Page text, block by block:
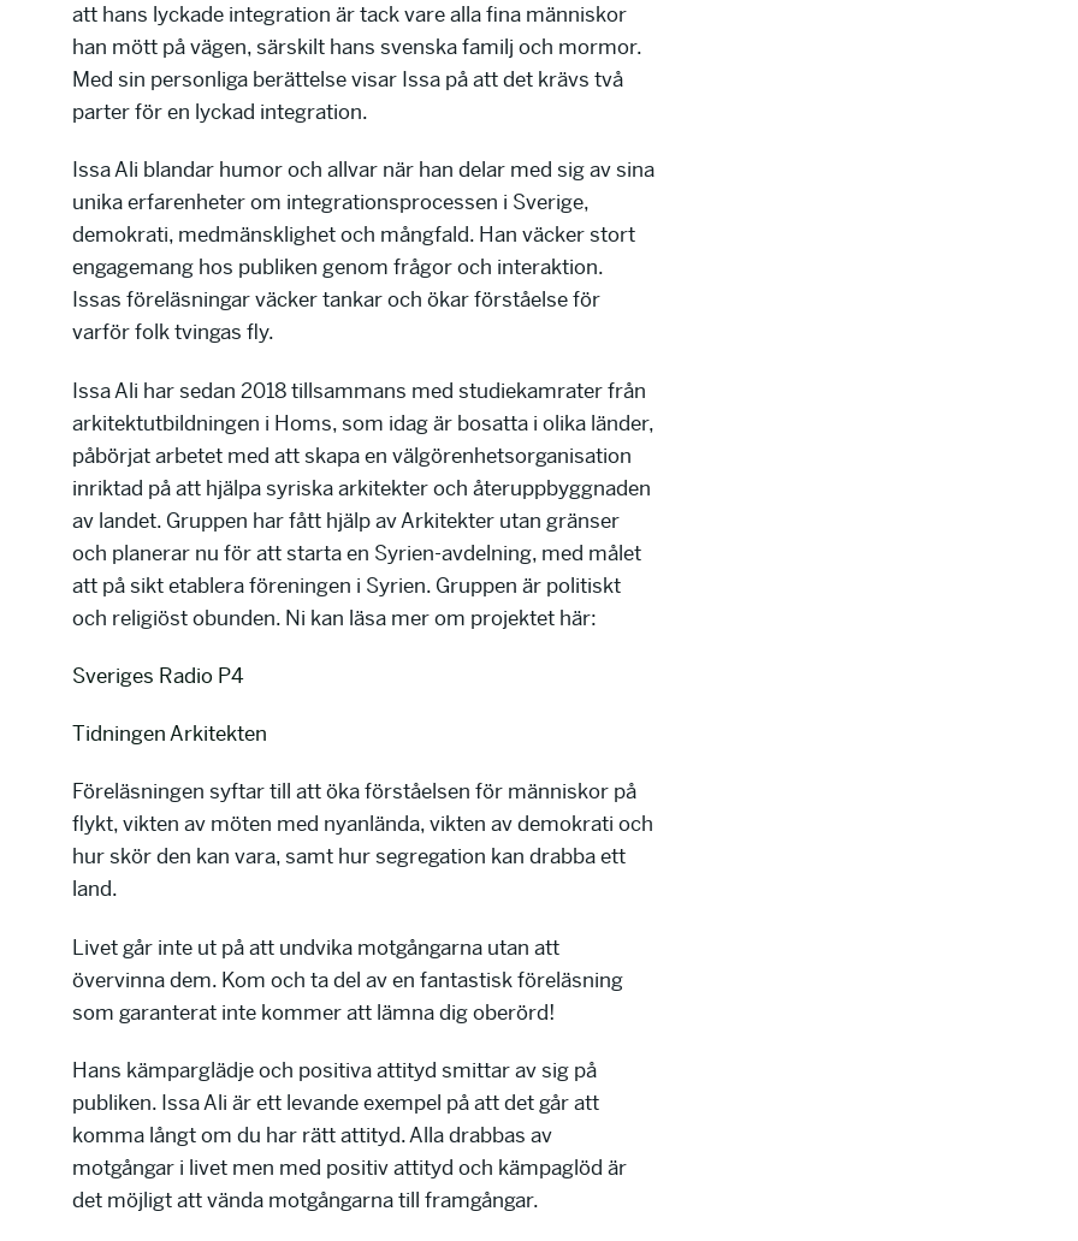
att hans lyckade integration är tack vare alla fina människor
han mött på vägen, särskilt hans svenska familj och mormor.
Med sin personliga berättelse visar Issa på att det krävs två
parter för en lyckad integration.
Issa Ali blandar humor och allvar när han delar med sig av sina
unika erfarenheter om integrationsprocessen i Sverige,
demokrati, medmänsklighet och mångfald. Han väcker stort
engagemang hos publiken genom frågor och interaktion.
Issas föreläsningar väcker tankar och ökar förståelse för
varför folk tvingas fly.
Issa Ali har sedan 2018 tillsammans med studiekamrater från
arkitektutbildningen i Homs, som idag är bosatta i olika länder,
påbörjat arbetet med att skapa en välgörenhetsorganisation
inriktad på att hjälpa syriska arkitekter och återuppbyggnaden
av landet. Gruppen har fått hjälp av Arkitekter utan gränser
och planerar nu för att starta en Syrien-avdelning, med målet
att på sikt etablera föreningen i Syrien. Gruppen är politiskt
och religiöst obunden. Ni kan läsa mer om projektet här:
Sveriges Radio P4
Tidningen Arkitekten
Föreläsningen syftar till att öka förståelsen för människor på
flykt, vikten av möten med nyanlända, vikten av demokrati och
hur skör den kan vara, samt hur segregation kan drabba ett
land.
Livet går inte ut på att undvika motgångarna utan att
övervinna dem. Kom och ta del av en fantastisk föreläsning
som garanterat inte kommer att lämna dig oberörd!
Hans kämparglädje och positiva attityd smittar av sig på
publiken. Issa Ali är ett levande exempel på att det går att
komma långt om du har rätt attityd. Alla drabbas av
motgångar i livet men med positiv attityd och kämpaglöd är
det möjligt att vända motgångarna till framgångar.